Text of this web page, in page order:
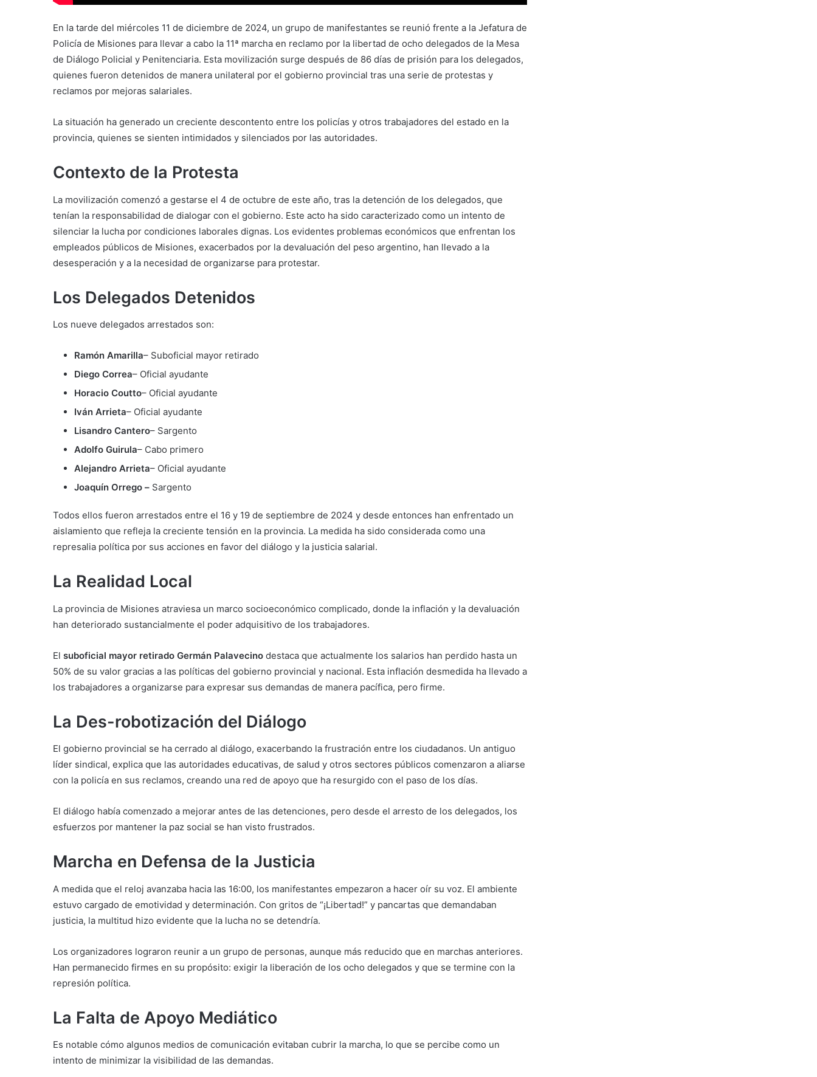
En la tarde del miércoles 11 de diciembre de 2024, un grupo de manifestantes se reunió frente a la Jefatura de
Policía de Misiones para llevar a cabo la 11ª marcha en reclamo por la libertad de ocho delegados de la Mesa
de Diálogo Policial y Penitenciaria. Esta movilización surge después de 86 días de prisión para los delegados,
quienes fueron detenidos de manera unilateral por el gobierno provincial tras una serie de protestas y
reclamos por mejoras salariales.
La situación ha generado un creciente descontento entre los policías y otros trabajadores del estado en la
provincia, quienes se sienten intimidados y silenciados por las autoridades.
Contexto de la Protesta
La movilización comenzó a gestarse el 4 de octubre de este año, tras la detención de los delegados, que
tenían la responsabilidad de dialogar con el gobierno. Este acto ha sido caracterizado como un intento de
silenciar la lucha por condiciones laborales dignas. Los evidentes problemas económicos que enfrentan los
empleados públicos de Misiones, exacerbados por la devaluación del peso argentino, han llevado a la
desesperación y a la necesidad de organizarse para protestar.
Los Delegados Detenidos
Los nueve delegados arrestados son:
Ramón Amarilla– Suboficial mayor retirado
Diego Correa– Oficial ayudante
Horacio Coutto– Oficial ayudante
Iván Arrieta– Oficial ayudante
Lisandro Cantero– Sargento
Adolfo Guirula– Cabo primero
Alejandro Arrieta– Oficial ayudante
Joaquín Orrego – Sargento
Todos ellos fueron arrestados entre el 16 y 19 de septiembre de 2024 y desde entonces han enfrentado un
aislamiento que refleja la creciente tensión en la provincia. La medida ha sido considerada como una
represalia política por sus acciones en favor del diálogo y la justicia salarial.
La Realidad Local
La provincia de Misiones atraviesa un marco socioeconómico complicado, donde la inflación y la devaluación
han deteriorado sustancialmente el poder adquisitivo de los trabajadores.
El suboficial mayor retirado Germán Palavecino destaca que actualmente los salarios han perdido hasta un
50% de su valor gracias a las políticas del gobierno provincial y nacional. Esta inflación desmedida ha llevado a
los trabajadores a organizarse para expresar sus demandas de manera pacífica, pero firme.
La Des-robotización del Diálogo
El gobierno provincial se ha cerrado al diálogo, exacerbando la frustración entre los ciudadanos. Un antiguo
líder sindical, explica que las autoridades educativas, de salud y otros sectores públicos comenzaron a aliarse
con la policía en sus reclamos, creando una red de apoyo que ha resurgido con el paso de los días.
El diálogo había comenzado a mejorar antes de las detenciones, pero desde el arresto de los delegados, los
esfuerzos por mantener la paz social se han visto frustrados.
Marcha en Defensa de la Justicia
A medida que el reloj avanzaba hacia las 16:00, los manifestantes empezaron a hacer oír su voz. El ambiente
estuvo cargado de emotividad y determinación. Con gritos de “¡Libertad!” y pancartas que demandaban
justicia, la multitud hizo evidente que la lucha no se detendría.
Los organizadores lograron reunir a un grupo de personas, aunque más reducido que en marchas anteriores.
Han permanecido firmes en su propósito: exigir la liberación de los ocho delegados y que se termine con la
represión política.
La Falta de Apoyo Mediático
Es notable cómo algunos medios de comunicación evitaban cubrir la marcha, lo que se percibe como un
intento de minimizar la visibilidad de las demandas.